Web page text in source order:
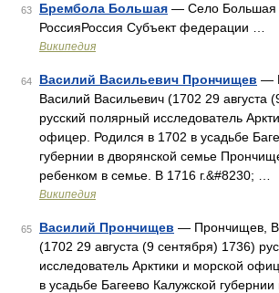
63 Брембола Большая — Село Большая
РоссияРоссия Субъект федерации …
Википедия
64 Василий Васильевич Прончищев —
Василий Васильевич (1702 29 августа
русский полярный исследователь
офицер. Родился в 1702 в усадьбе
губернии в дворянской семье
ребенком в семье. В 1716 г.&#8230; …
Википедия
65 Василий Прончищев — Прончищев,
(1702 29 августа (9 сентября) 1736)
исследователь Арктики и морской
в усадьбе Багеево Калужской